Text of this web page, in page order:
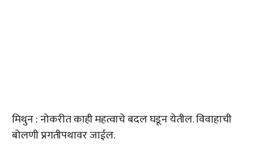
मिथुन : नोकरीत काही महत्वाचे बदल घडून येतील. विवाहाची
बोलणी प्रगतीपथावर जाईल.